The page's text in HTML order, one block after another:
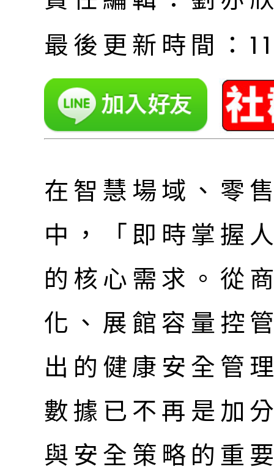
最後更新時間
在智慧場域、零
中，「即時掌握
的核心需求。從
化、展館容量控
出的健康安全管
數據已不再是加
與安全策略的重